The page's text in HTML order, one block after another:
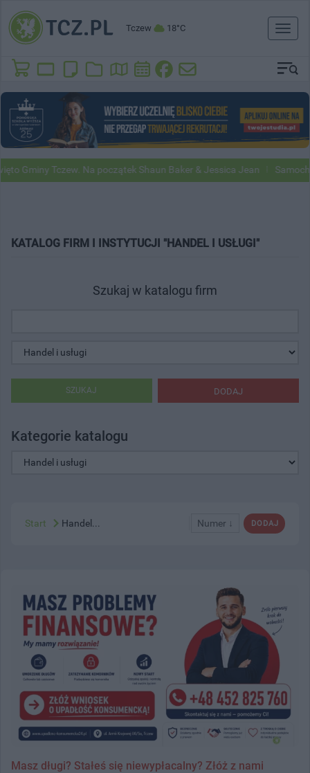
Tczew 18°C
Toggle
Tczew. Na początek Shaun Baker & Jessica Jean Samochody
KATALOG FIRM I INSTYTUCJI "HANDEL I USŁUGI"
Szukaj w katalogu firm
DODAJ
SZUKAJ
Kategorie katalogu
DODAJ
Numer ↓
Start Handel...
Masz długi? Stałeś się niewypłacalny? Złóż z nami